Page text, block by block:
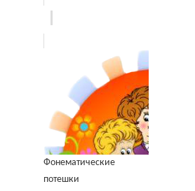
Фонематические
потешки